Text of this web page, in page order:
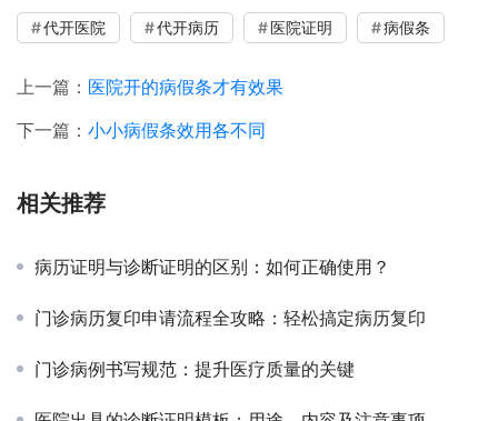
代开医院 代开病历 医院证明 病假条
上一篇： 医院开的病假条才有效果
下一篇： 小小病假条效用各不同
相关推荐
病历证明与诊断证明的区别：如何正确使用？
门诊病历复印申请流程全攻略：轻松搞定病历复印
门诊病例书写规范：提升医疗质量的关键